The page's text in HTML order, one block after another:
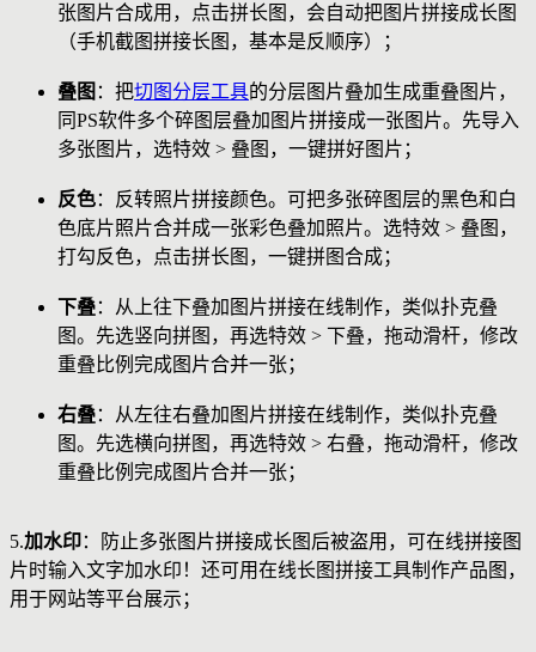
张图片合成用，点击拼长图，会自动把图片拼接成长图
（手机截图拼接长图，基本是反顺序）；
叠图 ：把切图分层工具的分层图片叠加生成重叠图片，
同PS软件多个碎图层叠加图片拼接成一张图片。先导入
多张图片，选特效 > 叠图，一键拼好图片；
反色：反转照片拼接颜色。可把多张碎图层的黑色和白
色底片照片合并成一张彩色叠加照片。选特效 > 叠图，
打勾反色，点击拼长图，一键拼图合成；
下叠：从上往下叠加图片拼接在线制作，类似扑克叠
图。先选竖向拼图，再选特效 > 下叠，拖动滑杆，修改
重叠比例完成图片合并一张；
右叠：从左往右叠加图片拼接在线制作，类似扑克叠
图。先选横向拼图，再选特效 > 右叠，拖动滑杆，修改
重叠比例完成图片合并一张；
5.加水印：防止多张图片拼接成长图后被盗用，可在线拼接图
片时输入文字加水印！还可用在线长图拼接工具制作产品图，
用于网站等平台展示；